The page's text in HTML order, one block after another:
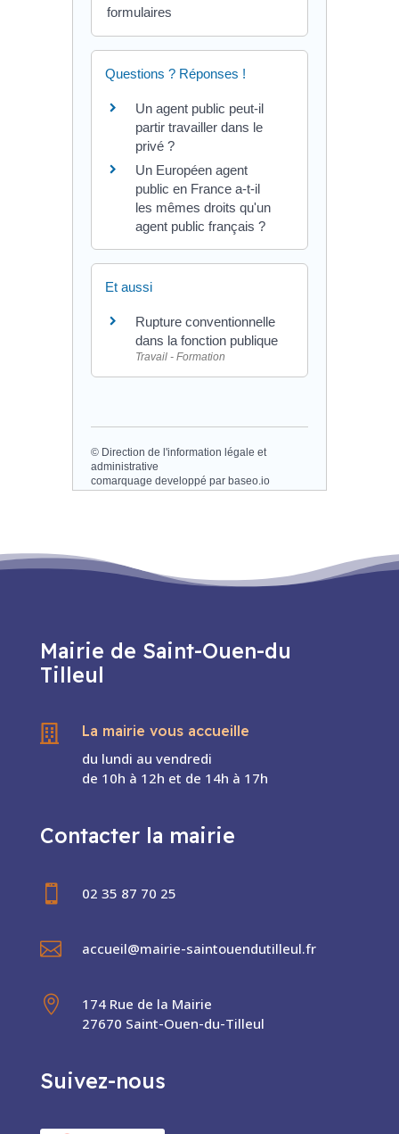
formulaires
Questions ? Réponses !
Un agent public peut-il
partir travailler dans le
privé ?
Un Européen agent
public en France a-t-il
les mêmes droits qu'un
agent public français ?
Et aussi
Rupture conventionnelle
dans la fonction publique
Travail - Formation
© Direction de l'information légale et
administrative
comarquage developpé par baseo.io
Mairie de Saint-Ouen-du
Tilleul

La mairie vous accueille
du lundi au vendredi
de 10h à 12h et de 14h à 17h
Contacter la mairie
 02 35 87 70 25
 accueil@mairie-saintouendutilleul.fr

174 Rue de la Mairie
27670 Saint-Ouen-du-Tilleul
Suivez-nous